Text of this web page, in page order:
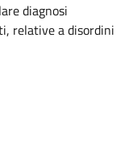
diagnosi
relative a disordini
mieloide o